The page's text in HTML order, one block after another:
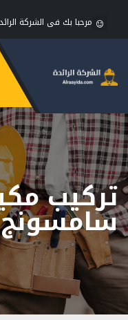
مرحبا بك فى الشركة
تركيب
سامسونج